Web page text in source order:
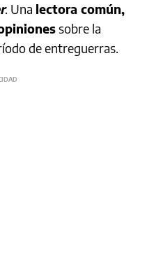
. Una lectora común,
sobre la
de entreguerras.